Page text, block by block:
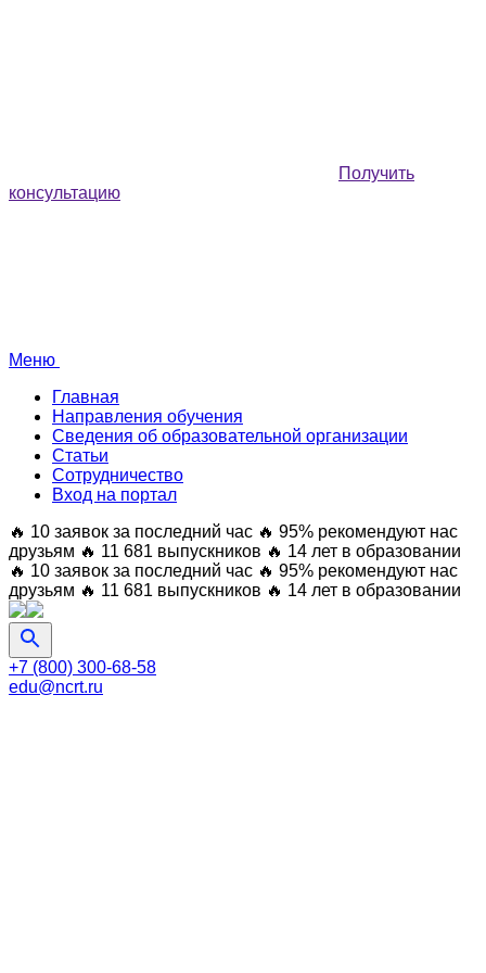
Получить
консультацию
Меню
Главная
Направления обучения
Сведения об образовательной организации
Статьи
Сотрудничество
Вход на портал
🔥 10 заявок за последний час 🔥 95% рекомендуют нас
друзьям 🔥 11 681 выпускников 🔥 14 лет в образовании
🔥 10 заявок за последний час 🔥 95% рекомендуют нас
друзьям 🔥 11 681 выпускников 🔥 14 лет в образовании
+7 (800) 300-68-58
edu@ncrt.ru